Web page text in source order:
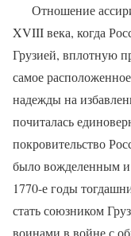
Отношение
XVIII века, когда
Грузией, вплотную
самое
надежды на
почиталась
покровительство
было вожделенным и
1770-е годы
стать союзником
воинами в войне с